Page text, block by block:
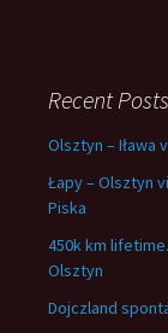
Recent Posts
Olsztyn – Iława
Łapy – Olsztyn
Piska
450k km
Olsztyn
Dojczland